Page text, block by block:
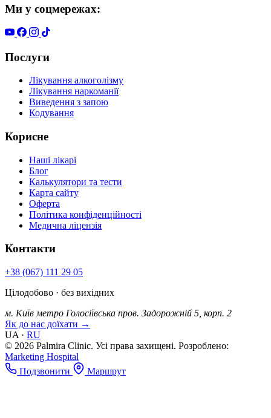
Ми у соцмережах:
Послуги
Лікування алкоголізму
Лікування наркоманії
Виведення з запою
Кодування
Корисне
Наші лікарі
Блог
Калькулятори та тести
Карта сайту
Оферта
Політика конфіденційності
Медична ліцензія
Контакти
+38 (067) 111 29 05
Цілодобово · без вихідних
м. Київ метро Голосіївська пров. Задорожній 5, корп. 2
Як до нас доїхати →
UA · RU
© 2026 Palmira Clinic. Усі права захищені. Розроблено:
Marketing Hospital
Подзвонити
Маршрут